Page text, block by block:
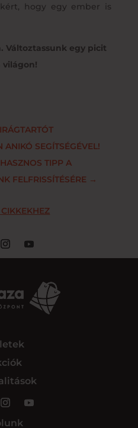
hogy egy ember is
Változtassunk egy picit
világon!
SEGÍTSÉGÉVEL!
TIPP A
FELFRISSÍTÉSÉRE→